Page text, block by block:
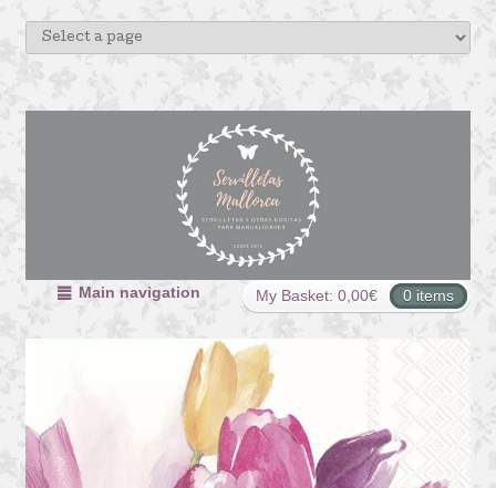
My Basket: 0,00€ 0 items
Main navigation